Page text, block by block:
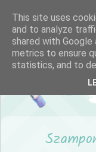
This site uses
and to analyze
shared with
metrics to ensure
statistics, and to